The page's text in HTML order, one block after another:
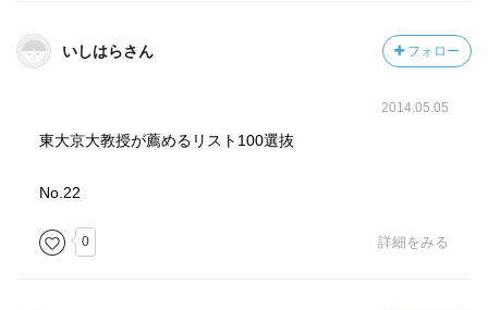
いしはらさん フォロー
2014.05.05
東大京大教授が薦めるリスト100選抜
No.22
0 詳細をみる